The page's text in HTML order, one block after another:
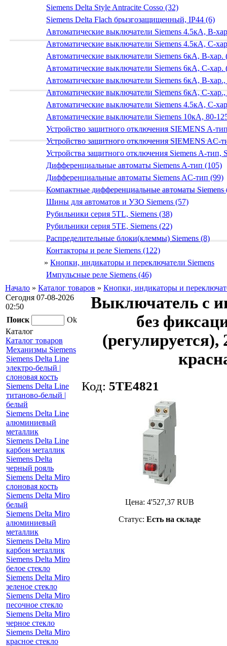
Siemens Delta Style Antracite Cosso (32)
Siemens Delta Flach брызгозащищенный, IP44 (6)
Автоматические выключатели Siemens 4.5кА, B-
Автоматические выключатели Siemens 4.5кА, C-
Автоматические выключатели Siemens 6кА, B-хар.
Автоматические выключатели Siemens 6кА, С-хар.
Автоматические выключатели Siemens 6кА, B-
Автоматические выключатели Siemens 6кА, C-
Автоматические выключатели Siemens 4.5кА, C-
Автоматические выключатели Siemens 10кА, 80-
Устройство защитного отключения SIEMENS A-
Устройство защитного отключения SIEMENS AС-
Устройства защитного отключения Siemens A-тип,
Дифференциальные автоматы Siemens A-тип (105)
Дифференциальные автоматы Siemens AС-тип (99)
Компактные дифференциальные автоматы Siemens
Шины для автоматов и УЗО Siemens (57)
Рубильники серия 5TL, Siemens (38)
Рубильники серия 5TE, Siemens (22)
Распределительные блоки(клеммы) Siemens (8)
Контакторы и реле Siemens (122)
» Кнопки, индикаторы и переключатели Siemens
Импульсные реле Siemens (46)
Начало » Каталог товаров » Кнопки, индикаторы и
Сегодня 07-08-2026
02:50
Поиск
Ok
Каталог
Каталог товаров
Механизмы Siemens
Siemens Delta Line
электро-белый |
слоновая кость
Siemens Delta Line
титаново-белый |
белый
Siemens Delta Line
алюминиевый
металлик
Siemens Delta Line
карбон металлик
Siemens Delta
черный рояль
Siemens Delta Miro
слоновая кость
Siemens Delta Miro
белый
Siemens Delta Miro
алюминиевый
металлик
Siemens Delta Miro
карбон металлик
Siemens Delta Miro
белое стекло
Siemens Delta Miro
зеленое стекло
Siemens Delta Miro
песочное стекло
Siemens Delta Miro
черное стекло
Siemens Delta Miro
красное стекло
Выключатель с
без
Код: 5TE4821
Цена: 4'527,37RUB
Статус: Есть на складе